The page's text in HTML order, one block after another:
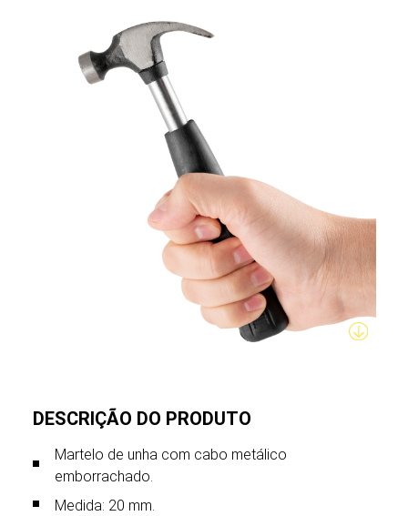
DESCRIÇÃO DO PRODUTO
Martelo de unha com cabo metálico
emborrachado.
Medida: 20 mm.